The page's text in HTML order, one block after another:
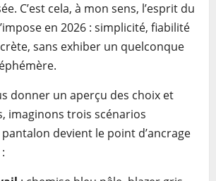
C’est cela, à mon sens, l’esprit du
en 2026 : simplicité, fiabilité
sans exhiber un quelconque
donner un aperçu des choix et
imaginons trois scénarios
devient le point d’ancrage